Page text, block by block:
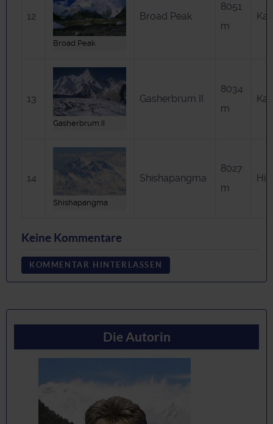
12
Broad Peak
Broad Peak
8051
m
13
Gasherbrum II
Gasherbrum II
8034
m
14
Shishapangma
Shishapangma
8027
m
Keine Kommentare
KOMMENTAR HINTERLASSEN
Die Autorin